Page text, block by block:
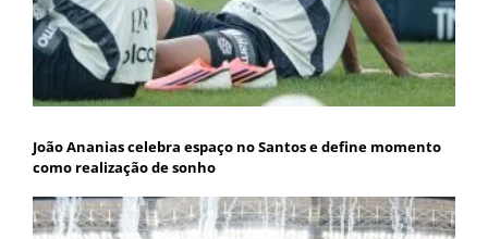
João Ananias celebra espaço no Santos e define momento
como realização de sonho